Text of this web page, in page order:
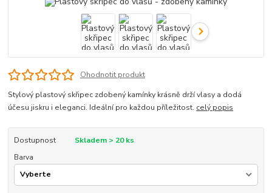
Ohodnotit produkt
Stylový plastový skřipec zdobený kamínky krásně drží vlasy a dodá
účesu jiskru i eleganci. Ideální pro každou příležitost. celý popis
Dostupnost
Skladem > 20 ks
Barva